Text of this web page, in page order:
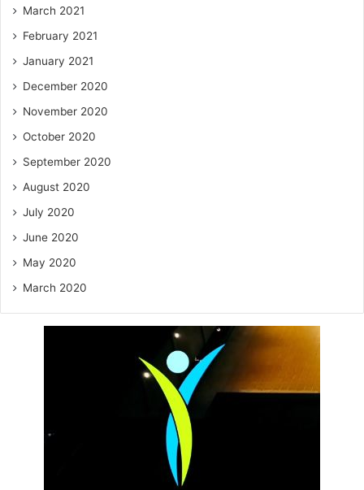
March 2021
February 2021
January 2021
December 2020
November 2020
October 2020
September 2020
August 2020
July 2020
June 2020
May 2020
March 2020